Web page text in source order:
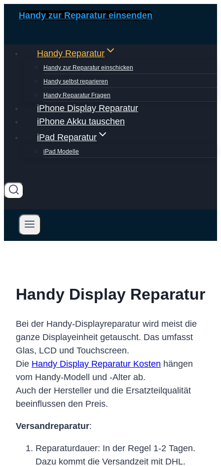
Zum
Inhalt
Handy zur Reparatur einsenden
Handy Reparatur
Handy zur Reparatur einschicken
Handy selbst reparieren
Handy Reparatur Fragen
iPhone Display Reparatur
iPhone Akku tauschen
iPad Reparatur
iPad Modelle
Handy Display Reparatur
Bei der Handy-Displayreparatur wird meist die
ganze Displayeinheit getauscht. Das umfasst
Glas, LCD und Touchscreen.
Die Handy Display Reparatur Kosten hängen
vom Handy-Modell und -Alter ab.
Auch der Hersteller und die Ersatzteilqualität
beeinflussen den Preis.
Versandreparatur:
Reparaturdauer: In der Regel 1-2 Tagen.
Dazu kommt die Versandzeit mit DHL.